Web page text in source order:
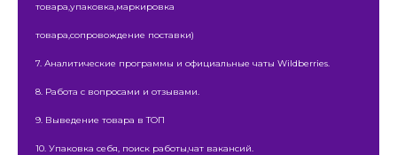
товара,упаковка,маркировка
товара,сопровождение поставки)
7. Аналитические программы и официальные чаты Wildberries.
8. Работа с вопросами и отзывами.
9. Выведение товара в ТОП
10. Упаковка себя, поиск работы,чат вакансий.